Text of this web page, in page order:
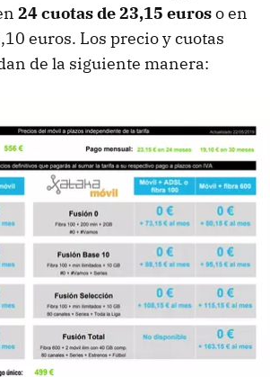
24 cuotas de 23,15 euroso en
euros. Los precio y cuotas
de la siguiente manera: